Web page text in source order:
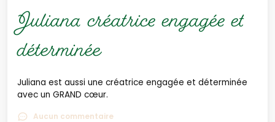
Juliana créatrice engagée et
déterminée
Juliana est aussi une créatrice engagée et déterminée
avec un GRAND cœur.
Aucun commentaire